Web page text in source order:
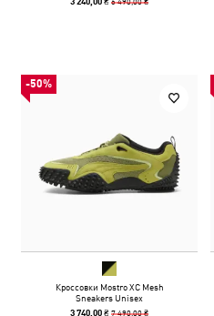
-50%
Кроссовки Mostro XC Mesh
Sneakers Unisex
3 740,00 ₴7 490,00 ₴